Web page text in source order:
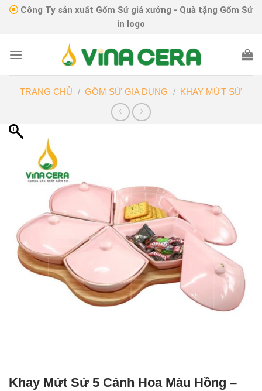
Skip Công Ty sản xuất Gốm Sứ giá xưởng - Quà tặng Gốm Sứ
in logo
TRANG CHỦ / GỐM SỨ GIA DỤNG / KHAY MỨT SỨ
Khay Mứt Sứ 5 Cánh Hoa Màu Hồng –